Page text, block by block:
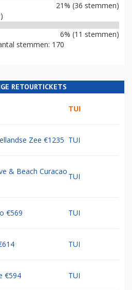
21% (36 stemmen)
6% (11 stemmen)
stemmen: 170
RETOURTICKETS
TUI
Zee €1235 TUI
& Beach Curacao
TUI
€569 TUI
TUI
€594 TUI